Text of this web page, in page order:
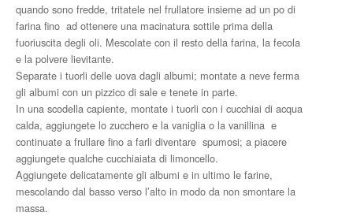
quando sono fredde, tritatele nel frullatore insieme ad un po di
farina fino ad ottenere una macinatura sottile prima della
fuoriuscita degli oli. Mescolate con il resto della farina, la fecola
e la polvere lievitante.
Separate i tuorli delle uova dagli albumi; montate a neve ferma
gli albumi con un pizzico di sale e tenete in parte.
In una scodella capiente, montate i tuorli con i cucchiai di acqua
calda, aggiungete lo zucchero e la vaniglia o la vanillina e
continuate a frullare fino a farli diventare spumosi; a piacere
aggiungete qualche cucchiaiata di limoncello.
Aggiungete delicatamente gli albumi e in ultimo le farine,
mescolando dal basso verso l’alto in modo da non smontare la
massa.